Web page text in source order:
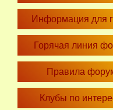
Информация для
Горячая линия
Правила
Клубы по